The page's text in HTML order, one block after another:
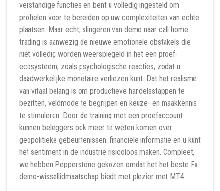
verstandige functies en bent u volledig ingesteld om
profielen voor te bereiden op uw complexiteiten van echte
plaatsen. Maar echt, slingeren van demo naar call home
trading is aanwezig de nieuwe emotionele obstakels die
niet volledig worden weerspiegeld in het een proef-
ecosysteem, zoals psychologische reacties, zodat u
daadwerkelijke monetaire verliezen kunt. Dat het realisme
van vitaal belang is om productieve handelsstappen te
bezitten, veldmode te begrijpen en keuze- en maakkennis
te stimuleren. Door de training met een proefaccount
kunnen beleggers ook meer te weten komen over
geopolitieke gebeurtenissen, financiële informatie en u kunt
het sentiment in de industrie risicoloos maken. Compleet,
we hebben Pepperstone gekozen omdat het het beste Fx
demo-wissellidmaatschap biedt met plezier met MT4.